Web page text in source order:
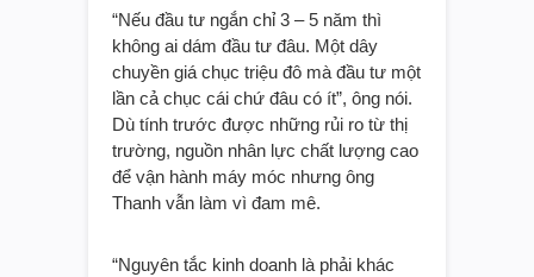
“Nếu đầu tư ngắn chỉ 3 – 5 năm thì
không ai dám đầu tư đâu. Một dây
chuyền giá chục triệu đô mà đầu tư một
lần cả chục cái chứ đâu có ít”, ông nói.
Dù tính trước được những rủi ro từ thị
trường, nguồn nhân lực chất lượng cao
để vận hành máy móc nhưng ông
Thanh vẫn làm vì đam mê.
“Nguyên tắc kinh doanh là phải khác